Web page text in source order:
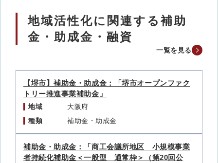
地域活性化に関連する補助
金・助成金・融資
一覧を見る
【堺市】補助金・助成金：「堺市オープンファク
トリー推進事業補助金」
地域
大阪府
種類
補助金・助成金
補助金・助成金：「商工会議所地区 小規模事業
者持続化補助金＜一般型 通常枠＞（第20回公